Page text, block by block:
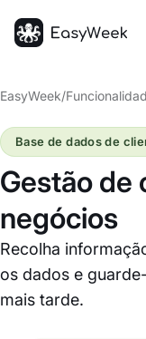
EasyWeek/
Gestão de
negócios
Recolha
os dados e
mais tarde.
Base de dados de